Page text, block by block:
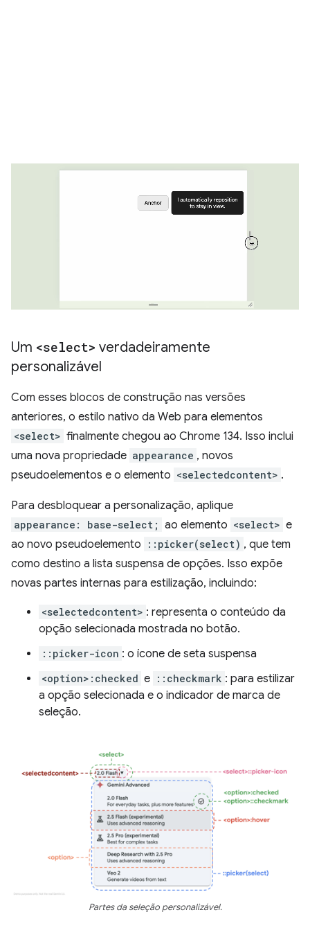
Um <select> verdadeiramente
personalizável
Com esses blocos de construção nas versões
anteriores, o estilo nativo da Web para elementos
<select> finalmente chegou ao Chrome 134. Isso inclui
uma nova propriedade appearance , novos
pseudoelementos e o elemento <selectedcontent> .
Para desbloquear a personalização, aplique
appearance: base-select; ao elemento <select> e
ao novo pseudoelemento
::picker(select) , que tem
como destino a lista suspensa de opções. Isso expõe
novas partes internas para estilização, incluindo:
<selectedcontent> : representa o conteúdo da
opção selecionada mostrada no botão.
::picker-icon : o ícone de seta suspensa
<option>:checked e ::checkmark : para estilizar
a opção selecionada e o indicador de marca de
seleção.
Partes da seleção personalizável.